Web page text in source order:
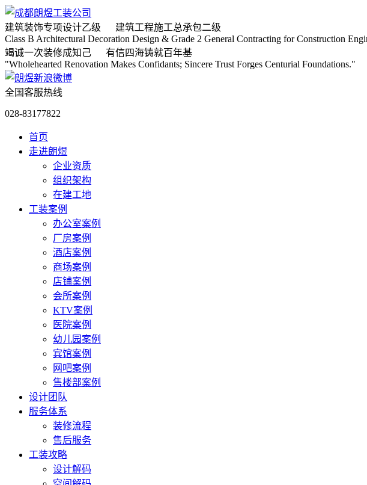
建筑装饰专项设计乙级 建筑工程施工总承包二级
Class B Architectural Decoration Design & Grade 2 General Contracting for Construction
竭诚一次装修成知己 有信四海铸就百年基
"Wholehearted Renovation Makes Confidants; Sincere Trust Forges Centurial Foundations."
全国客服热线
028-83177822
首页
走进朗煜
企业资质
组织架构
在建工地
工装案例
办公室案例
厂房案例
酒店案例
商场案例
店铺案例
会所案例
KTV案例
医院案例
幼儿园案例
宾馆案例
网吧案例
售楼部案例
设计团队
服务体系
装修流程
售后服务
工装攻略
设计解码